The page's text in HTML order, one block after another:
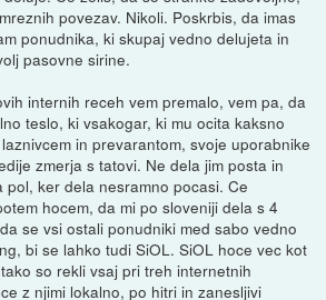
povezav. Nikoli. Poskrbis, da imas
ponudnika, ki skupaj vedno delujeta in
pasovne sirine.
internih receh vem premalo, vem pa, da
teslo, ki vsakogar, ki mu ocita kaksno
in prevarantom, svoje uporabnike
zmerja s tatovi. Ne dela jim posta in
pol, ker dela nesramno pocasi. Ce
hocem, da mi po sloveniji dela s 4
se vsi ostali ponudniki med sabo vedno
bi se lahko tudi SiOL. SiOL hoce vec kot
so rekli vsaj pri treh internetnih
z njimi lokalno, po hitri in zanesljivi